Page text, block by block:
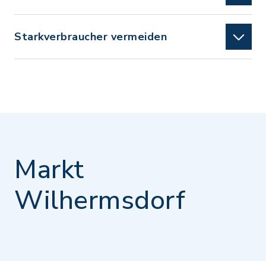
Starkverbraucher vermeiden
Markt
Wilhermsdorf